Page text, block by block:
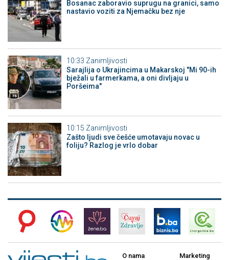
Bosanac zaboravio suprugu na granici, samo
nastavio voziti za Njemačku bez nje
10:33 Zanimljivosti
Sarajlija o Ukrajincima u Makarskoj "Mi 90-ih
bježali u farmerkama, a oni divljaju u
Poršeima"
10:15 Zanimljivosti
Zašto ljudi sve češće umotavaju novac u
foliju? Razlog je vrlo dobar
O nama Marketing